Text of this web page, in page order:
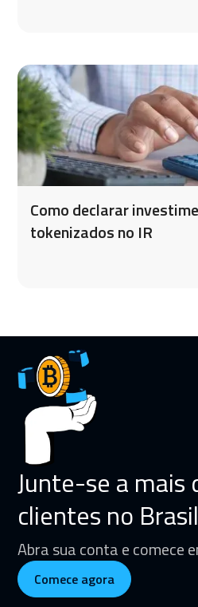
Como declarar
tokenizados no IR
Junte-se a mais
clientes no
Abra sua conta e comece
Comece agora